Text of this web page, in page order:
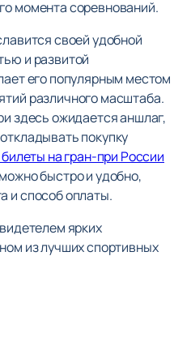
момента соревнований.
своей удобной
и развитой
его популярным местом
различного масштаба.
здесь ожидается аншлаг,
покупку
на гран-при России
быстро и удобно,
и способ оплаты.
ярких
из лучших спортивных